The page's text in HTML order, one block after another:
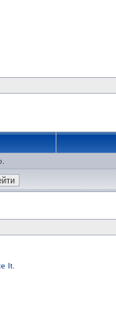
It.